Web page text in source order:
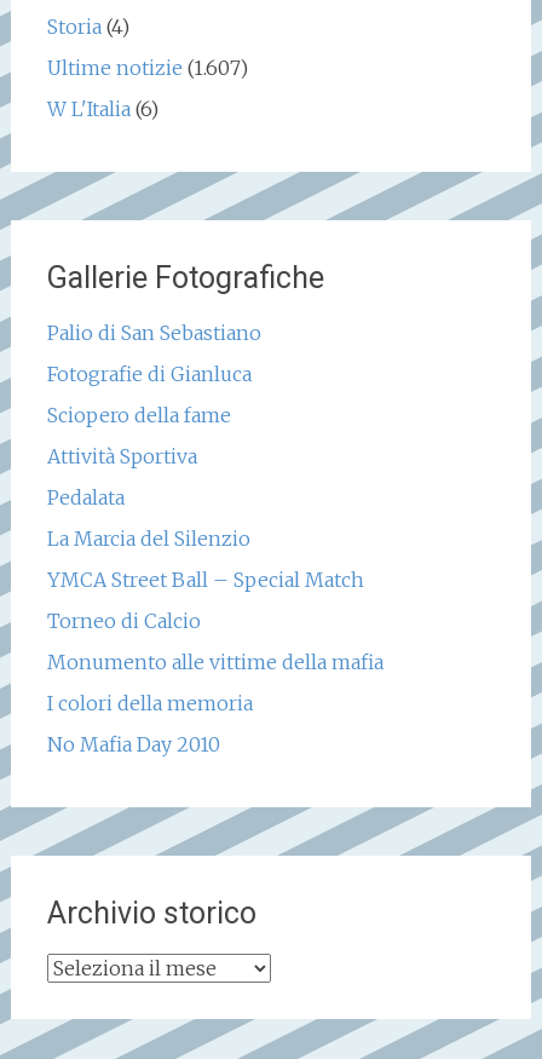
Storia(4)
Ultime notizie (1.607)
W L'Italia(6)
Gallerie Fotografiche
Palio di San Sebastiano
Fotografie di Gianluca
Sciopero della fame
Attività Sportiva
Pedalata
La Marcia del Silenzio
YMCA Street Ball – Special Match
Torneo di Calcio
Monumento alle vittime della mafia
I colori della memoria
No Mafia Day 2010
Archivio storico
Archivio